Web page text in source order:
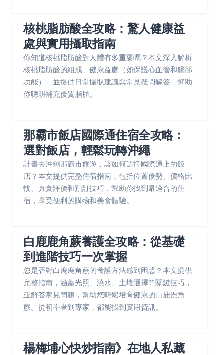
核桃脂肪酸全攻略：驚人健康益
處與實用攝取指南
你知道核桃脂肪酸對人體有多重要嗎？本文深入解析
核桃脂肪酸的組成、健康益處（如保護心血管和腦部
功能），並提供日常攝取建議與常見疑問解答，幫助
你聰明補充優質脂肪。
那霸市飯店國際通住宿全攻略：
選對飯店，輕鬆玩轉沖繩
計畫去沖繩那霸市旅遊，該如何選擇國際通上的飯
店？本文提供完整住宿指南，包括位置優勢、價格比
較、真實評價和預訂技巧，幫助你找到最適合的住
宿，享受便利的購物和美食體驗。
白鹿鹿角蕨養護全攻略：從基礎
到進階技巧一次掌握
您是否對白鹿鹿角蕨的養護方法感到困惑？本文提供
完整指南，涵蓋光照、澆水、土壤選擇等關鍵技巧，
並解答常見問題，幫助您輕鬆培育健康的白鹿鹿角
蕨。從初學者到專家，都能找到實用資訊。
楊梅埔心快炒指南》在地人私藏